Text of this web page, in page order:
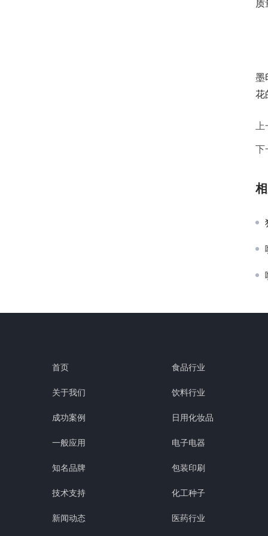
墨
花
上
下
首页
关于我们
成功案例
一般应用
知名品牌
技术支持
新闻动态
食品行业
饮料行业
日用化妆品
电子电器
包装印刷
化工种子
医药行业